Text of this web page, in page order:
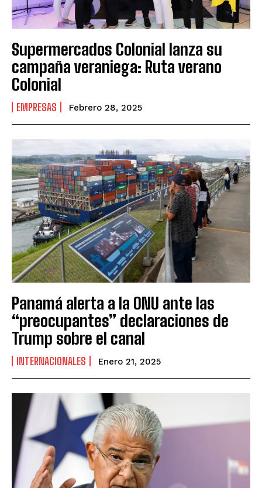
Supermercados Colonial lanza su
campaña veraniega: Ruta verano
Colonial
EMPRESAS Febrero 28, 2025
Panamá alerta a la ONU ante las
“preocupantes” declaraciones de
Trump sobre el canal
INTERNACIONALES Enero 21, 2025